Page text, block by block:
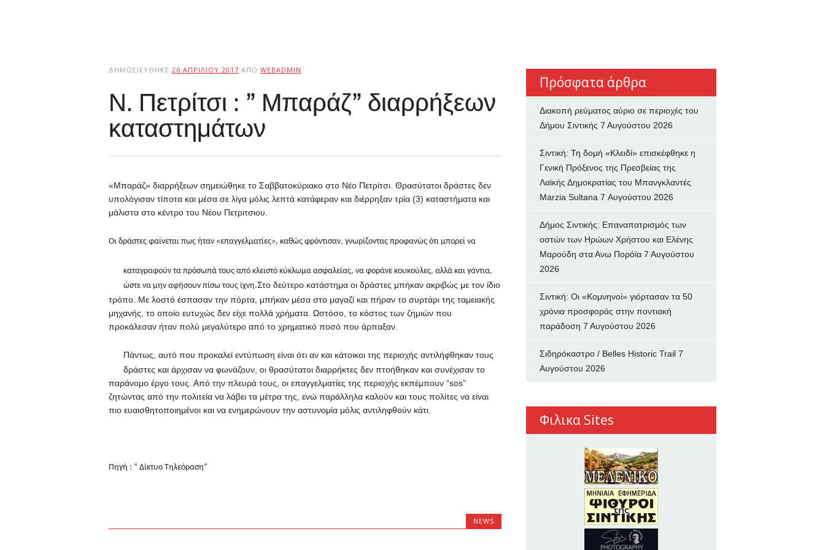
ΔΗΜΟΣΙΕΎΘΗΚΕ 26 ΑΠΡΙΛΊΟΥ 2017 ΑΠΌ WEBADMIN
Ν. Πετρίτσι : ” Μπαράζ” διαρρήξεων
καταστημάτων
«Μπαράζ» διαρρήξεων σημειώθηκε το Σαββατοκύριακο στο Νέο Πετρίτσι. Θρασύτατοι δράστες δεν
υπολόγισαν τίποτα και μέσα σε λίγα μόλις λεπτά κατάφεραν και διέρρηξαν τρία (3) καταστήματα και
μάλιστα στο κέντρο του Νέου Πετριτσιου.
Οι δράστες φαίνεται πως ήταν «επαγγελματίες», καθώς φρόντισαν, γνωρίζοντας προφανώς ότι μπορεί να
καταγραφούν τα πρόσωπά τους από κλειστό κύκλωμα ασφαλείας, να φοράνε κουκούλες, αλλά και γάντια,
ώστε να μην αφήσουν πίσω τους ίχνη.Στο δεύτερο κατάστημα οι δράστες μπήκαν ακριβώς με τον ίδιο
τρόπο. Με λοστό έσπασαν την πόρτα, μπήκαν μέσα στο μαγαζί και πήραν το συρτάρι της ταμειακής
μηχανής, το οποίο ευτυχώς δεν είχε πολλά χρήματα. Ωστόσο, το κόστος των ζημιών που
προκάλεσαν ήταν πολύ μεγαλύτερο από το χρηματικό ποσό που άρπαξαν.
Πάντως, αυτό που προκαλεί εντύπωση είναι ότι αν και κάτοικοι της περιοχής αντιλήφθηκαν τους
δράστες και άρχισαν να φωνάζουν, οι θρασύτατοι διαρρήκτες δεν πτοήθηκαν και συνέχισαν το
παράνομο έργο τους. Από την πλευρά τους, οι επαγγελματίες της περιοχής εκπέμπουν “sos”
ζητώντας από την πολιτεία να λάβει τα μέτρα της, ενώ παράλληλα καλούν και τους πολίτες να είναι
πιο ευαισθητοποιημένοι και να ενημερώνουν την αστυνομία μόλις αντιληφθούν κάτι.
Πηγή : ” Δίκτυο Τηλεόραση”
NEWS
Πρόσφατα άρθρα
Διακοπή ρεύματος αύριο σε περιοχές του
Δήμου Σιντικής 7 Αυγούστου 2026
Σιντική: Τη δομή «Κλειδί» επισκέφθηκε η
Γενική Πρόξενος της Πρεσβείας της
Λαϊκής Δημοκρατίας του Μπανγκλαντές
Marzia Sultana 7 Αυγούστου 2026
Δήμος Σιντικής: Επαναπατρισμός των
oστών των Ηρώων Χρήστου και Ελένης
Μαρούδη στα Ανω Πορόϊα 7 Αυγούστου
2026
Σιντική: Οι «Κομνηνοί» γιόρτασαν τα 50
χρόνια προσφοράς στην ποντιακή
παράδοση 7 Αυγούστου 2026
Σιδηρόκαστρο / Belles Historic Trail 7
Αυγούστου 2026
Φιλικα Sites